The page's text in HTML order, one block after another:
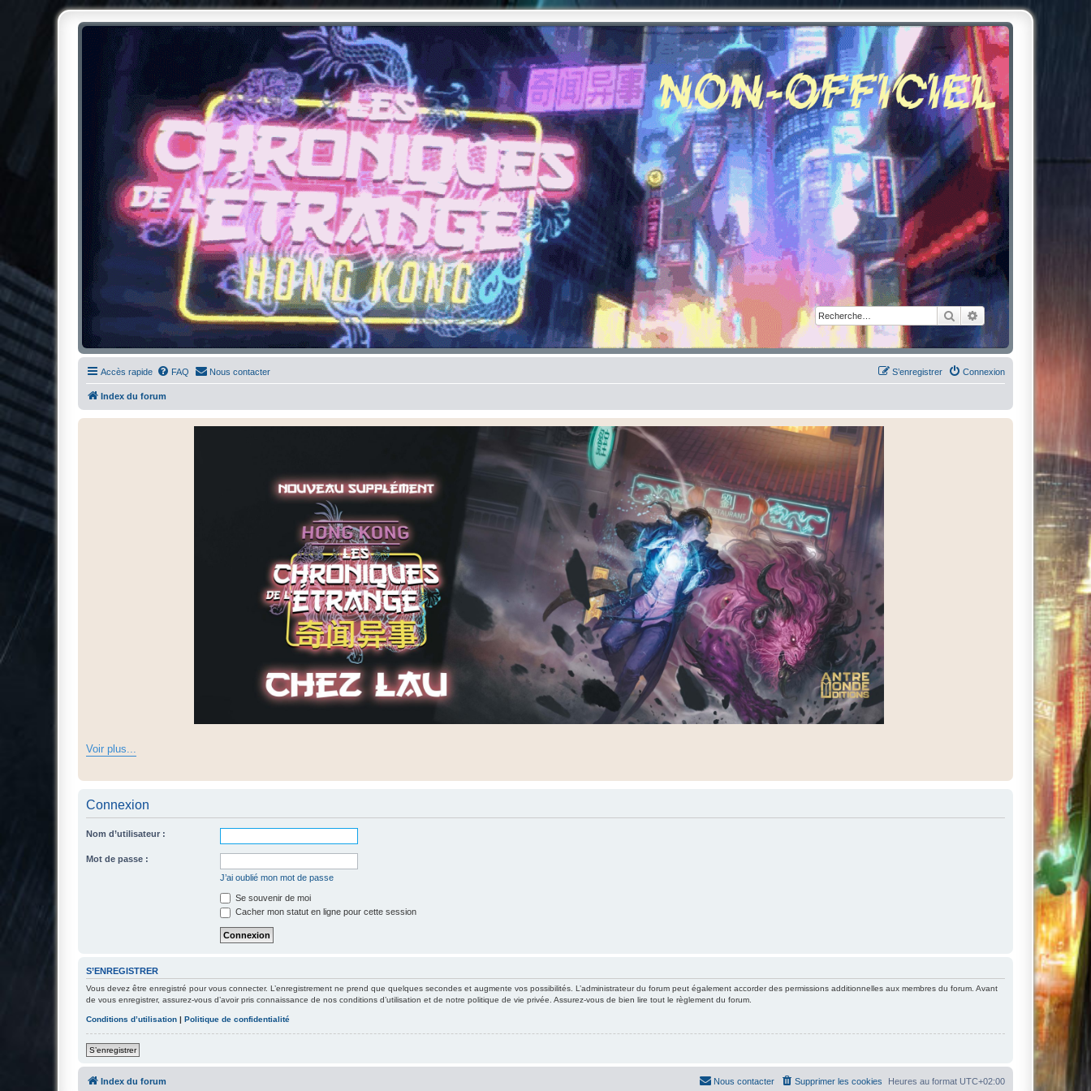
RechercherRecherche avancée
Chroniques de l'Étrange NO
Pour les amateurs des Chroniques de l'Étrange
Accès rapide FAQ Nous contacter Connexion
S’enregistrer
Index du forum
Voir plus...
Connexion
Nom d’utilisateur :
Mot de passe :
J’ai oublié mon mot de passe
Se souvenir de moi
Cacher mon statut en ligne pour cette session
S’ENREGISTRER
Vous devez être enregistré pour vous connecter. L’enregistrement ne prend que quelques secondes et augmente vos possibilités. L’administrateur du forum peut également accorder des permissions additionnelles aux membres du forum. Avant
de vous enregistrer, assurez-vous d’avoir pris connaissance de nos conditions d’utilisation et de notre politique de vie privée. Assurez-vous de bien lire tout le règlement du forum.
Conditions d’utilisation Politique de confidentialité
S’enregistrer
Index du forum Heures au format UTC+02:00
Supprimer les cookies
Nous contacter